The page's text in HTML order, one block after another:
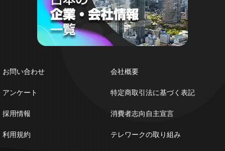
お問い合わせ
アンケート
採用情報
利用規約
会社概要
特定商取引法に基づく表記
消費者志向自主宣言
テレワークの取り組み